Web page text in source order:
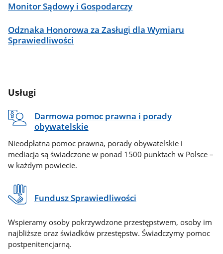
Monitor Sądowy i Gospodarczy
Odznaka Honorowa za Zasługi dla Wymiaru
Sprawiedliwości
Usługi
Darmowa pomoc prawna i porady
obywatelskie
Nieodpłatna pomoc prawna, porady obywatelskie i
mediacja są świadczone w ponad 1500 punktach w Polsce –
w każdym powiecie.
Fundusz Sprawiedliwości
Wspieramy osoby pokrzywdzone przestępstwem, osoby im
najbliższe oraz świadków przestępstw. Świadczymy pomoc
postpenitencjarną.